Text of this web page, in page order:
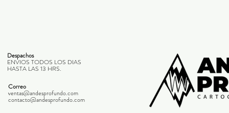
Despachos
ENVIOS TODOS LOS DIAS
HASTA LAS 13 HRS.
Correo
ventas@andesprofundo.com
contacto@andesprofundo.com